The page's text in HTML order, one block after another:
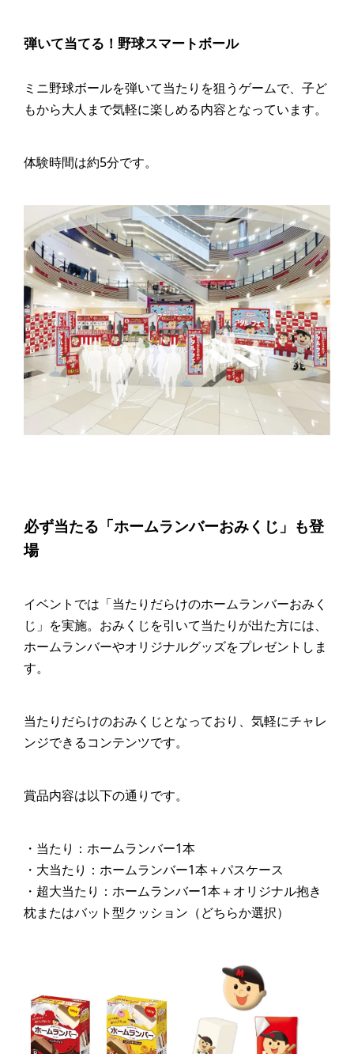
弾いて当てる！野球スマートボール
ミニ野球ボールを弾いて当たりを狙うゲームで、子ど
もから大人まで気軽に楽しめる内容となっています。
体験時間は約5分です。
必ず当たる「ホームランバーおみくじ」も登
場
イベントでは「当たりだらけのホームランバーおみく
じ」を実施。おみくじを引いて当たりが出た方には、
ホームランバーやオリジナルグッズをプレゼントしま
す。
当たりだらけのおみくじとなっており、気軽にチャレ
ンジできるコンテンツです。
賞品内容は以下の通りです。
・当たり：ホームランバー1本
・大当たり：ホームランバー1本＋パスケース
・超大当たり：ホームランバー1本＋オリジナル抱き
枕またはバット型クッション（どちらか選択）